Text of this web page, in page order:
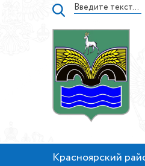
Красноярский